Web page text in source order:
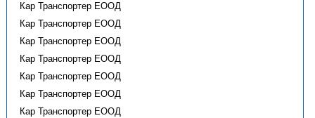
Кар Транспортер ЕООД
Кар Транспортер ЕООД
Кар Транспортер ЕООД
Кар Транспортер ЕООД
Кар Транспортер ЕООД
Кар Транспортер ЕООД
Кар Транспортер ЕООД